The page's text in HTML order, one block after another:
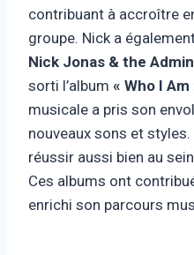
contribuant à accroître
groupe. Nick a
Nick Jonas & the
sorti l’album « Who I Am
musicale a pris son
nouveaux sons et styles.
réussir aussi bien au
Ces albums ont
enrichi son parcours